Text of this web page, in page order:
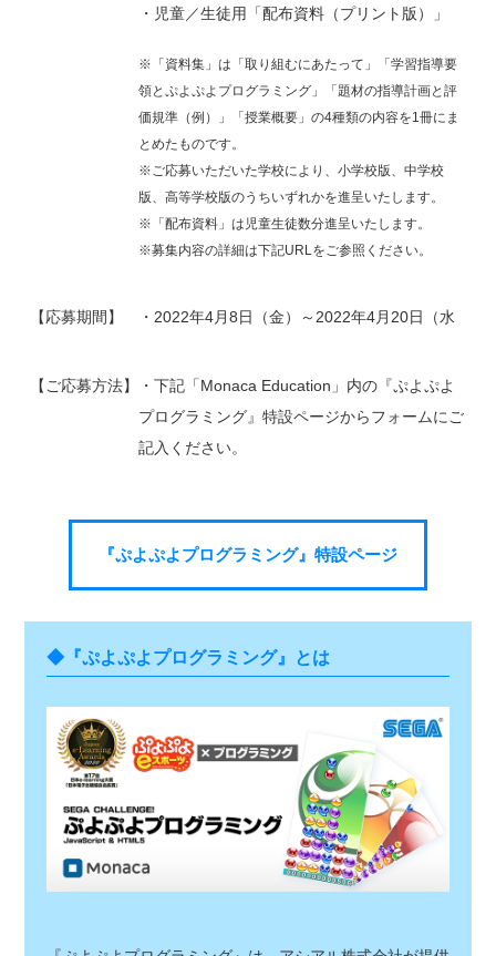
・児童／生徒用「配布資料（プリント版）」
※「資料集」は「取り組むにあたって」「学習指導要
領とぷよぷよプログラミング」「題材の指導計画と評
価規準（例）」「授業概要」の4種類の内容を1冊にま
とめたものです。
※ご応募いただいた学校により、小学校版、中学校
版、高等学校版のうちいずれかを進呈いたします。
※「配布資料」は児童生徒数分進呈いたします。
※募集内容の詳細は下記URLをご参照ください。
【応募期間】 ・2022年4月8日（金）～2022年4月20日（水
【ご応募方法】
・下記「Monaca Education」内の『ぷよぷよ
プログラミング』特設ページからフォームにご
記入ください。
『ぷよぷよプログラミング』特設ページ
◆『ぷよぷよプログラミング』とは